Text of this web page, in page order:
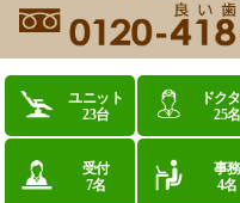
ユニット
23台
ドク
25名
受付
7名
事務
4名